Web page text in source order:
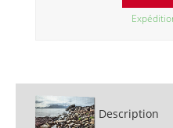
Description